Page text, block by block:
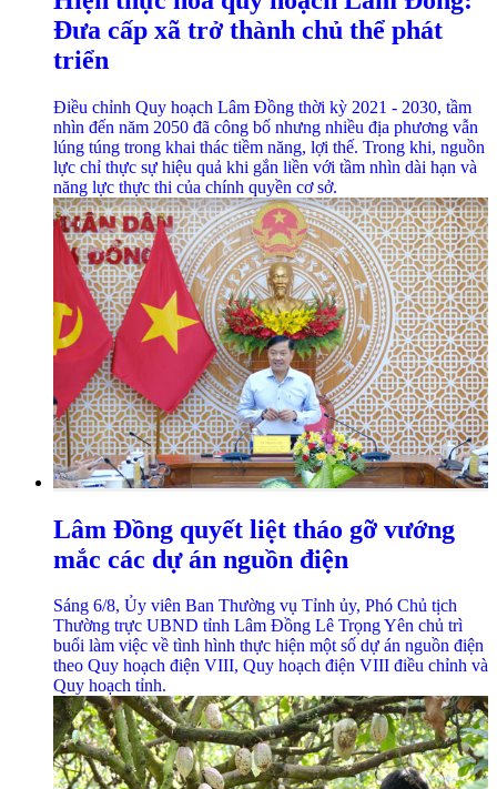
Đưa cấp xã trở thành chủ thể phát
triển
Điều chỉnh Quy hoạch Lâm Đồng thời kỳ 2021 - 2030, tầm
nhìn đến năm 2050 đã công bố nhưng nhiều địa phương vẫn
lúng túng trong khai thác tiềm năng, lợi thế. Trong khi, nguồn
lực chỉ thực sự hiệu quả khi gắn liền với tầm nhìn dài hạn và
năng lực thực thi của chính quyền cơ sở.
Lâm Đồng quyết liệt tháo gỡ vướng
mắc các dự án nguồn điện
Sáng 6/8, Ủy viên Ban Thường vụ Tỉnh ủy, Phó Chủ tịch
Thường trực UBND tỉnh Lâm Đồng Lê Trọng Yên chủ trì
buổi làm việc về tình hình thực hiện một số dự án nguồn điện
theo Quy hoạch điện VIII, Quy hoạch điện VIII điều chỉnh và
Quy hoạch tỉnh.